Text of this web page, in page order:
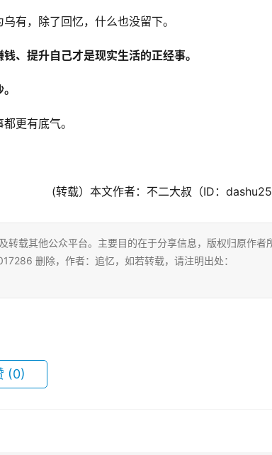
有，除了回忆，什么也没留下。
、提升自己才是现实生活的正经事。
更有底气。
(转载）本文作者：不二大叔（ID：
转载其他公众平台。主要目的在于分享信息，版权归原作者
删除，作者：追忆，如若转载，请注明出处：
(0)